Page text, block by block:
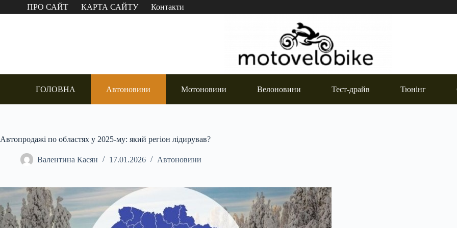
Перейти
до
ПРО САЙТ КАРТА САЙТУ Контакти
ГОЛОВНА Автоновини Мотоновини Велоновини Тест-драйв Тюнінг
Автопродажі по областях у 2025-му: який регіон лідирував?
Валентина Касян 17.01.2026 Автоновини